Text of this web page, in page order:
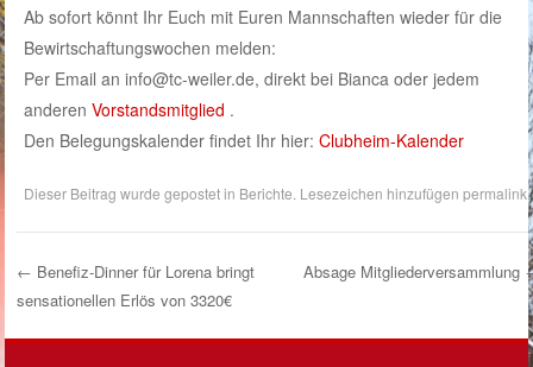
Ab sofort könnt Ihr Euch mit Euren Mannschaften wieder für die
Bewirtschaftungswochen melden:
Per Email an info@tc-weiler.de, direkt bei Bianca oder jedem
anderenVorstandsmitglied .
Den Belegungskalender findet Ihr hier:Clubheim-Kalender
Dieser Beitrag wurde gepostet in Berichte . Lesezeichen hinzufügenpermalink.
Post Navigation
← Benefiz-Dinner für Lorena bringt
sensationellen Erlös von 3320€
Absage Mitgliederversammlung